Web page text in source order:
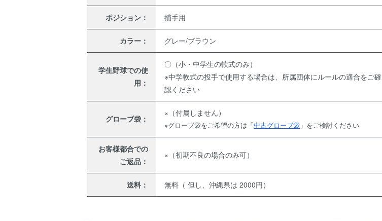
ポジション： 捕手用
カラー： グレー/ブラウン
学生野球での使
用：
〇（小・中学生の軟式のみ）
※中学軟式の投手で使用する場合は、所属団体にルールの適合をご確
認ください
グローブ袋：
×（付属しません）
※グローブ袋をご希望の方は「中古グローブ袋 」をご検討ください
お客様都合での
ご返品：
×（初期不良の場合のみ可）
送料： 無料（ 但し、沖縄県は 2000円）